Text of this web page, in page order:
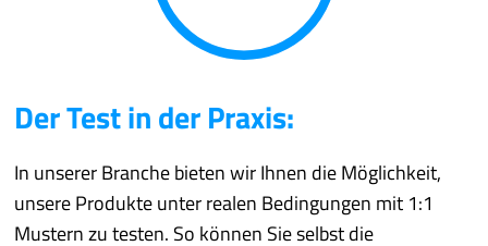
Der Test in der Praxis:
In unserer Branche bieten wir Ihnen die Möglichkeit,
unsere Produkte unter realen Bedingungen mit 1:1
Mustern zu testen. So können Sie selbst die